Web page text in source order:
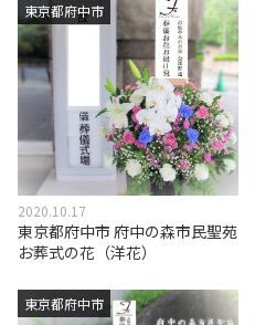
東京都府中市
2020.10.17
東京都府中市 府中の森市民聖苑
お葬式の花（洋花）
東京都府中市